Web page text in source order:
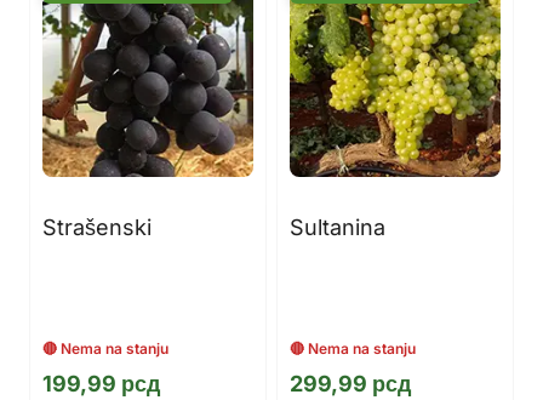
Strašenski
199,99 рсд
Sultanina
299,99 рсд